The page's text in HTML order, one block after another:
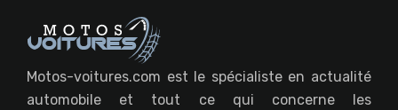
Motos-voitures.com est le spécialiste en actualité
automobile et tout ce qui concerne les